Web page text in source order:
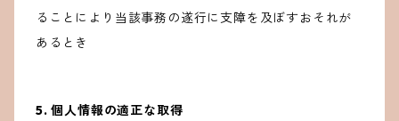
ることにより当該事務の遂行に支障を及ぼすおそれが
あるとき
5. 個人情報の適正な取得